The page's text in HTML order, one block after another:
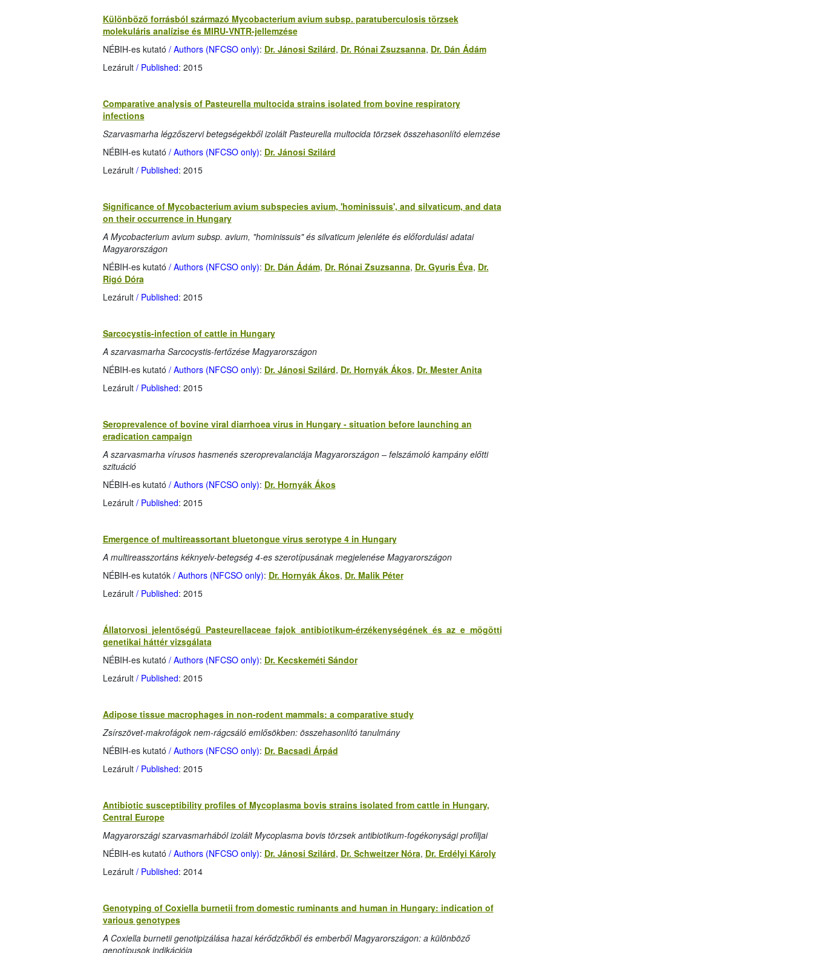
Különböző forrásból származó Mycobacterium avium subsp. paratuberculosis törzsek
molekuláris analízise és MIRU-VNTR-jellemzése
NÉBIH-es kutató / Authors (NFCSO only): Dr. Jánosi Szilárd, Dr. Rónai Zsuzsanna, Dr. Dán Ádám
Lezárult/ Published: 2015
Comparative analysis of Pasteurella multocida strains isolated from bovine respiratory
infections
Szarvasmarha légzőszervi betegségekből izolált Pasteurella multocida törzsek összehasonlító elemzése
NÉBIH-es kutató / Authors (NFCSO only): Dr. Jánosi Szilárd
Lezárult/ Published: 2015
Significance of Mycobacterium avium subspecies avium, 'hominissuis', and silvaticum, and data
on their occurrence in Hungary
A Mycobacterium avium subsp. avium, "hominissuis" és silvaticum jelenléte és előfordulási adatai
Magyarországon
NÉBIH-es kutató / Authors (NFCSO only): Dr. Dán Ádám, Dr. Rónai Zsuzsanna, Dr. Gyuris Éva, Dr.
Rigó Dóra
Lezárult/ Published: 2015
Sarcocystis-infection of cattle in Hungary
A szarvasmarha Sarcocystis-fertőzése Magyarországon
NÉBIH-es kutató / Authors (NFCSO only): Dr. Jánosi Szilárd, Dr. Hornyák Ákos, Dr. Mester Anita
Lezárult/ Published: 2015
Seroprevalence of bovine viral diarrhoea virus in Hungary - situation before launching an
eradication campaign
A szarvasmarha vírusos hasmenés szeroprevalanciája Magyarországon – felszámoló kampány előtti
szituáció
NÉBIH-es kutató / Authors (NFCSO only): Dr. Hornyák Ákos
Lezárult/ Published: 2015
Emergence of multireassortant bluetongue virus serotype 4 in Hungary
A multireasszortáns kéknyelv-betegség 4-es szerotípusának megjelenése Magyarországon
NÉBIH-es kutatók / Authors (NFCSO only): Dr. Hornyák Ákos, Dr. Malik Péter
Lezárult/ Published: 2015
Állatorvosi jelentőségű Pasteurellaceae fajok antibiotikum-érzékenységének és az e mögötti
genetikai háttér vizsgálata
NÉBIH-es kutató / Authors (NFCSO only): Dr. Kecskeméti Sándor
Lezárult/ Published: 2015
Adipose tissue macrophages in non-rodent mammals: a comparative study
Zsírszövet-makrofágok nem-rágcsáló emlősökben: összehasonlító tanulmány
NÉBIH-es kutató / Authors (NFCSO only): Dr. Bacsadi Árpád
Lezárult/ Published: 2015
Antibiotic susceptibility profiles of Mycoplasma bovis strains isolated from cattle in Hungary,
Central Europe
Magyarországi szarvasmarhából izolált Mycoplasma bovis törzsek antibiotikum-fogékonysági profiljai
NÉBIH-es kutató / Authors (NFCSO only): Dr. Jánosi Szilárd, Dr. Schweitzer Nóra, Dr. Erdélyi Károly
Lezárult/ Published: 2014
Genotyping of Coxiella burnetii from domestic ruminants and human in Hungary: indication of
various genotypes
A Coxiella burnetii genotipizálása hazai kérődzőkből és emberből Magyarországon: a különböző
genotípusok indikációja